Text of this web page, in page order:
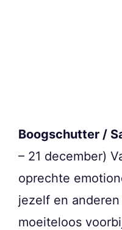
Boogschutter /
– 21 december)
oprechte
jezelf en
moeiteloos